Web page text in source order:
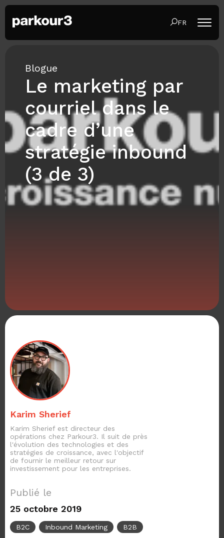
FR
Blogue
Le marketing par
courriel dans le
cadre d’une
stratégie inbound
(3 de 3)
Karim Sherief
Karim Sherief est directeur des
opérations chez Parkour3. Il suit de près
l'évolution des technologies et des
stratégies de croissance, avec l'objectif
de fournir le meilleur retour sur
investissement pour les entreprises.
Publié le
25 octobre 2019
B2C Inbound Marketing B2B